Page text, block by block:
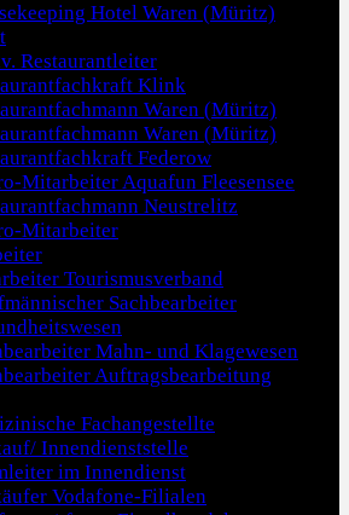
Hotel Waren (Müritz)
Restaurantleiter
Klink
Waren (Müritz)
Waren (Müritz)
Federow
Mitarbeiter Aquafun Fleesensee
Neustrelitz
Mitarbeiter
Tourismusverband
Sachbearbeiter
Mahn- und Klagewesen
Auftragsbearbeitung
Fachangestellte
Innendienststelle
im Innendienst
Vodafone-Filialen